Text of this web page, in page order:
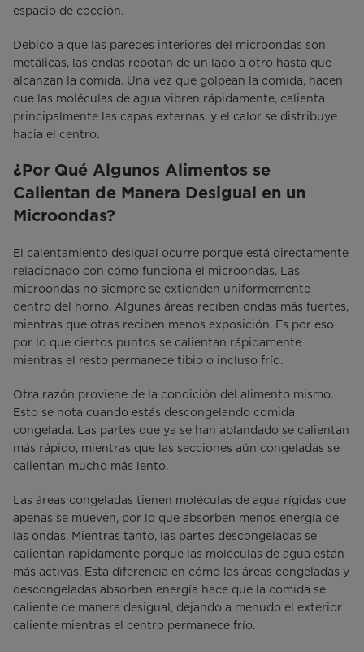
espacio de cocción.
Debido a que las paredes interiores del microondas son
metálicas, las ondas rebotan de un lado a otro hasta que
alcanzan la comida. Una vez que golpean la comida, hacen
que las moléculas de agua vibren rápidamente, calienta
principalmente las capas externas, y el calor se distribuye
hacia el centro.
¿Por Qué Algunos Alimentos se
Calientan de Manera Desigual en un
Microondas?
El calentamiento desigual ocurre porque está directamente
relacionado con cómo funciona el microondas. Las
microondas no siempre se extienden uniformemente
dentro del horno. Algunas áreas reciben ondas más fuertes,
mientras que otras reciben menos exposición. Es por eso
por lo que ciertos puntos se calientan rápidamente
mientras el resto permanece tibio o incluso frío.
Otra razón proviene de la condición del alimento mismo.
Esto se nota cuando estás descongelando comida
congelada. Las partes que ya se han ablandado se calientan
más rápido, mientras que las secciones aún congeladas se
calientan mucho más lento.
Las áreas congeladas tienen moléculas de agua rígidas que
apenas se mueven, por lo que absorben menos energía de
las ondas. Mientras tanto, las partes descongeladas se
calientan rápidamente porque las moléculas de agua están
más activas. Esta diferencia en cómo las áreas congeladas y
descongeladas absorben energía hace que la comida se
caliente de manera desigual, dejando a menudo el exterior
caliente mientras el centro permanece frío.